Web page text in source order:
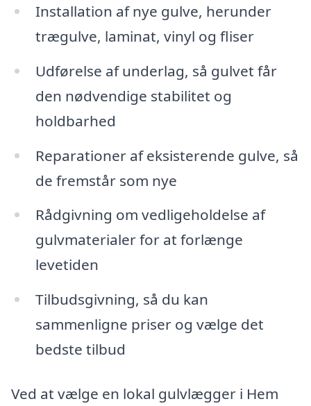
Installation af nye gulve, herunder
trægulve, laminat, vinyl og fliser
Udførelse af underlag, så gulvet får
den nødvendige stabilitet og
holdbarhed
Reparationer af eksisterende gulve, så
de fremstår som nye
Rådgivning om vedligeholdelse af
gulvmaterialer for at forlænge
levetiden
Tilbudsgivning, så du kan
sammenligne priser og vælge det
bedste tilbud
Ved at vælge en lokal gulvlægger i Hem